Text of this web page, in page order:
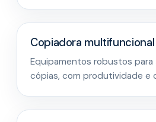
Copiadora multifuncional
Equipamentos robustos para
cópias, com produtividade e